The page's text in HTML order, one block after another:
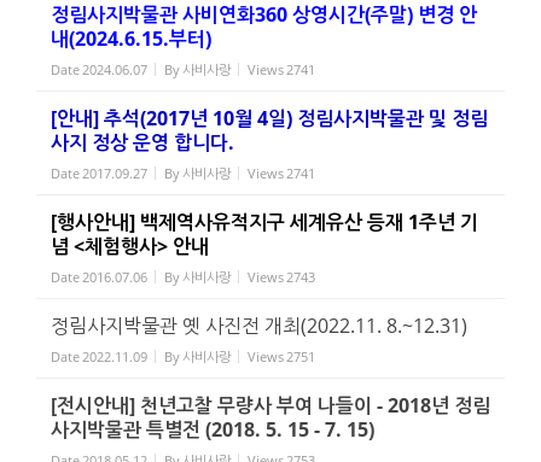
정림사지박물관 사비연화360 상영시간(주말) 변경 안
내(2024.6.15.부터)
Date2024.06.07 By사비사랑 Views2741
[안내] 추석(2017년 10월 4일) 정림사지박물관 및 정림
사지 정상 운영 합니다.
Date2017.09.27 By사비사랑 Views2741
[행사안내] 백제역사유적지구 세계유산 등재 1주년 기
념 <체험행사> 안내
Date2016.07.06 By사비사랑 Views2743
정림사지박물관 옛 사진전 개최(2022.11. 8.~12.31)
Date2022.11.09 By사비사랑 Views2751
[전시안내] 천년고찰 무량사 부여 나들이 - 2018년 정림
사지박물관 특별전 (2018. 5. 15 - 7. 15)